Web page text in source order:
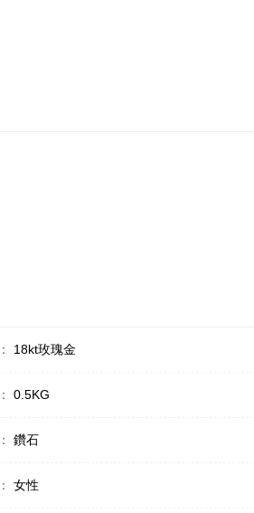
： 18kt玫瑰金
： 0.5KG
： 鑽石
： 女性